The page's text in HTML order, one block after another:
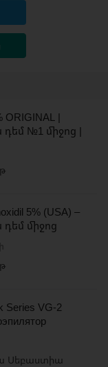
ORIGINAL |
№1 միջոց |
և վերակ
5% (USA) –
միջոց
Series VG-2
Սեբաստիա